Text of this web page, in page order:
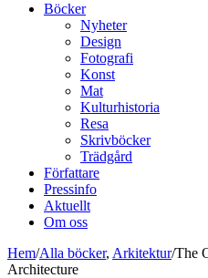
Böcker
Nyheter
Design
Fotografi
Konst
Mat
Kulturhistoria
Resa
Skrivböcker
Trädgård
Författare
Pressinfo
Aktuellt
Om oss
Hem/Alla böcker, Arkitektur/The
Architecture